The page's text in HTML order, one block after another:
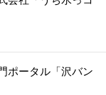
ポータル「沢バン